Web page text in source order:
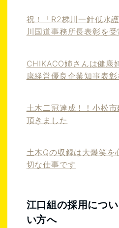
祝！「R2梯川一針低水
川国道事務所長表彰を
CHIKACO姉さんは健康
康経営優良企業知事表彰
土木二冠達成！！小松
頂きました
土木Qの収録は大爆笑を
切な仕事です
江口組の採用につ
い方へ